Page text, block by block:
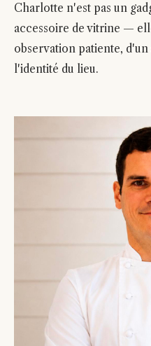
Charlotte n'est pas un
accessoire de vitrine —
observation patiente,
l'identité du lieu.